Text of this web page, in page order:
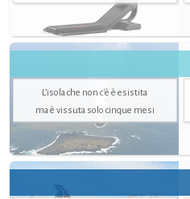
L’isola che non c'è è esistita
ma è vissuta solo cinque mesi